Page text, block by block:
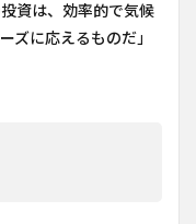
資は、効率的で気候
ズに応えるものだ」